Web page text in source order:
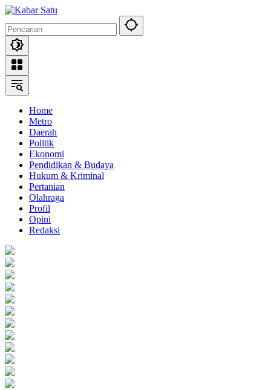
Langsung
konten
Home
Metro
Daerah
Politik
Ekonomi
Pendidikan & Budaya
Hukum & Kriminal
Pertanian
Olahraga
Profil
Opini
Redaksi